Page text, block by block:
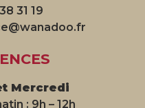
31 19
Mercredi
: 9h – 12h